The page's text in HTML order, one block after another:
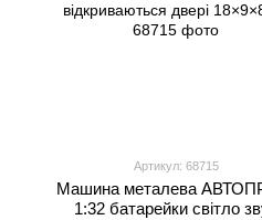
Артикул: 68715
Машина металева
1:32 батарейки світло